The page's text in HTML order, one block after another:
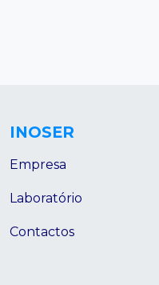
INOSER
Empresa
Laboratório
Contactos